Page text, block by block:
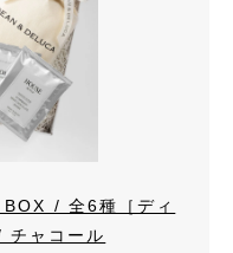
/ 全6種［ディ
チャコール